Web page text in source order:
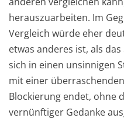
herauszuarbeiten. Im
Vergleich würde eher
etwas anderes ist, als
sich in einen unsinnigen
mit einer
Blockierung endet, ohne
vernünftiger Gedanke